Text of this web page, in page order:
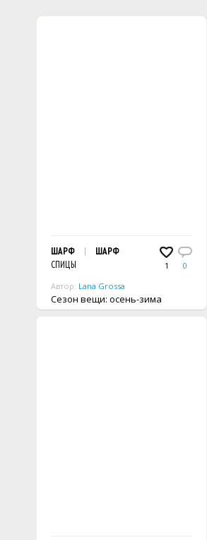
1 0
ШАРФ
ШАРФ
СПИЦЫ
Автор: Lana Grossa
Сезон вещи: осень-зима